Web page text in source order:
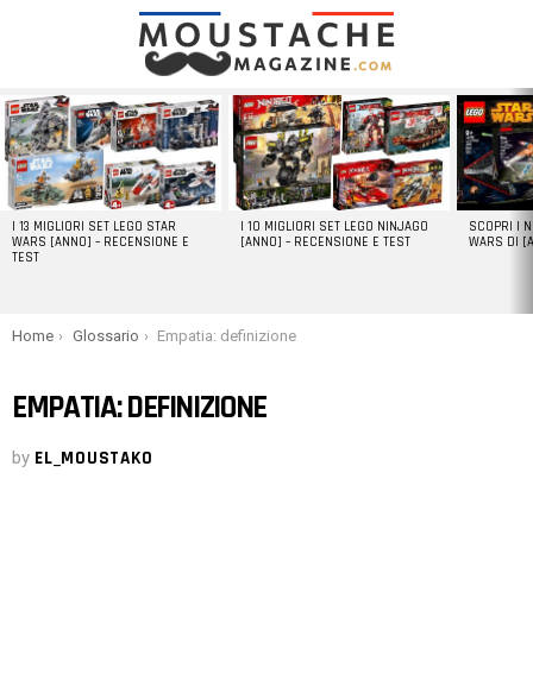
LATEST
STORIES
I 13 MIGLIORI SET LEGO STAR
WARS [ANNO] – RECENSIONE E
TEST
I 10 MIGLIORI SET LEGO NINJAGO
[ANNO] – RECENSIONE E TEST
SCOPRI I
WARS DI
You are here:
Home Glossario Empatia: definizione
EMPATIA: DEFINIZIONE
by EL_MOUSTAKO